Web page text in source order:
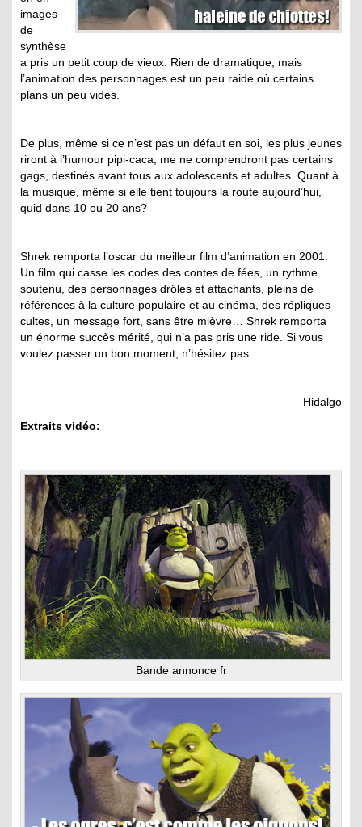
images
de
synthèse
a pris un petit coup de vieux. Rien de dramatique, mais
l’animation des personnages est un peu raide où certains
plans un peu vides.
De plus, même si ce n’est pas un défaut en soi, les plus jeunes
riront à l’humour pipi-caca, me ne comprendront pas certains
gags, destinés avant tous aux adolescents et adultes. Quant à
la musique, même si elle tient toujours la route aujourd’hui,
quid dans 10 ou 20 ans?
Shrek remporta l’oscar du meilleur film d’animation en 2001.
Un film qui casse les codes des contes de fées, un rythme
soutenu, des personnages drôles et attachants, pleins de
références à la culture populaire et au cinéma, des répliques
cultes, un message fort, sans être mièvre… Shrek remporta
un énorme succès mérité, qui n’a pas pris une ride. Si vous
voulez passer un bon moment, n’hésitez pas…
Hidalgo
Extraits vidéo:
Bande annonce fr